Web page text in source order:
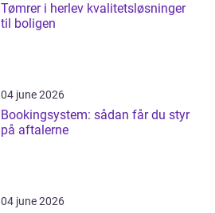
Tømrer i herlev kvalitetsløsninger
til boligen
04 june 2026
Bookingsystem: sådan får du styr
på aftalerne
04 june 2026